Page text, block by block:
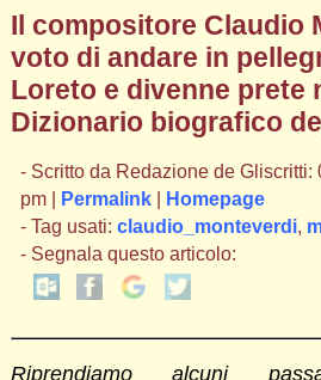
Il compositore Claudio
voto di andare in
Loreto e divenne prete
Dizionario biografico
- Scritto da Redazione de Gliscritti:
pm |
Permalink|
Homepage
- Tag usati: claudio_monteverdi,
- Segnala questo articolo:
Riprendiamo alcuni